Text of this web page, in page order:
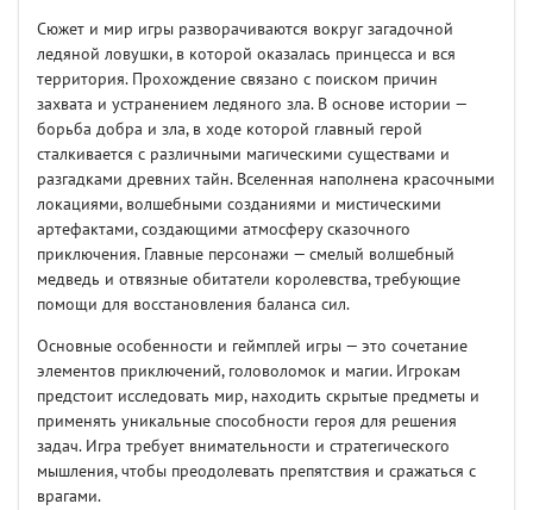
Сюжет и мир игры разворачиваются вокруг загадочной
ледяной ловушки, в которой оказалась принцесса и вся
территория. Прохождение связано с поиском причин
захвата и устранением ледяного зла. В основе истории —
борьба добра и зла, в ходе которой главный герой
сталкивается с различными магическими существами и
разгадками древних тайн. Вселенная наполнена красочными
локациями, волшебными созданиями и мистическими
артефактами, создающими атмосферу сказочного
приключения. Главные персонажи — смелый волшебный
медведь и отвязные обитатели королевства, требующие
помощи для восстановления баланса сил.
Основные особенности и геймплей игры — это сочетание
элементов приключений, головоломок и магии. Игрокам
предстоит исследовать мир, находить скрытые предметы и
применять уникальные способности героя для решения
задач. Игра требует внимательности и стратегического
мышления, чтобы преодолевать препятствия и сражаться с
врагами.